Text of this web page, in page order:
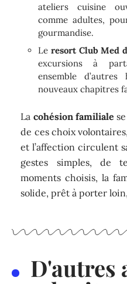
ateliers cuisine
comme adultes,
gourmandise.
Le resort Club Med
excursions à
ensemble
nouveaux chapitres
La cohésion familiale
de ces choix
et l’affection circulent
gestes simples, de
moments choisis, la
solide, prêt à porter
D'autres